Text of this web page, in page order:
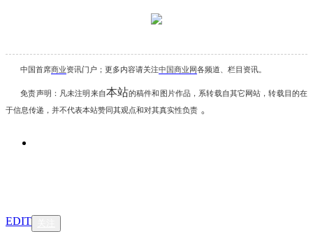
中国首席商业资讯门户；更多内容请关注中国商业网各频道、栏目资讯
免责声明：凡未注明 来自本站的稿件和图片作品，系转载自其它网站，转载目的在
于信息传递，并不代表本站赞同其观点和对其真实性负责 。
EDIT